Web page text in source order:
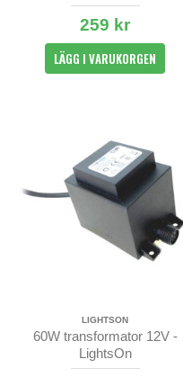
259 kr
LÄGG I VARUKORGEN
LIGHTSON
60W transformator 12V -
LightsOn